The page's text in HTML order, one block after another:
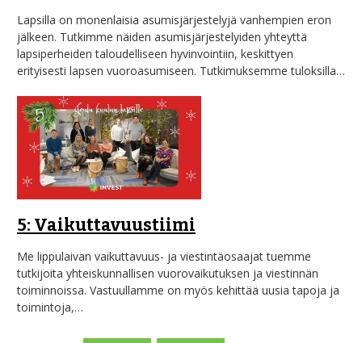
Lapsilla on monenlaisia asumisjärjestelyjä vanhempien eron
jälkeen. Tutkimme näiden asumisjärjestelyiden yhteyttä
lapsiperheiden taloudelliseen hyvinvointiin, keskittyen
erityisesti lapsen vuoroasumiseen. Tutkimuksemme tuloksilla…
5: Vaikuttavuustiimi
Me lippulaivan vaikuttavuus- ja viestintäosaajat tuemme
tutkijoita yhteiskunnallisen vuorovaikutuksen ja viestinnän
toiminnoissa. Vastuullamme on myös kehittää uusia tapoja ja
toimintoja,…